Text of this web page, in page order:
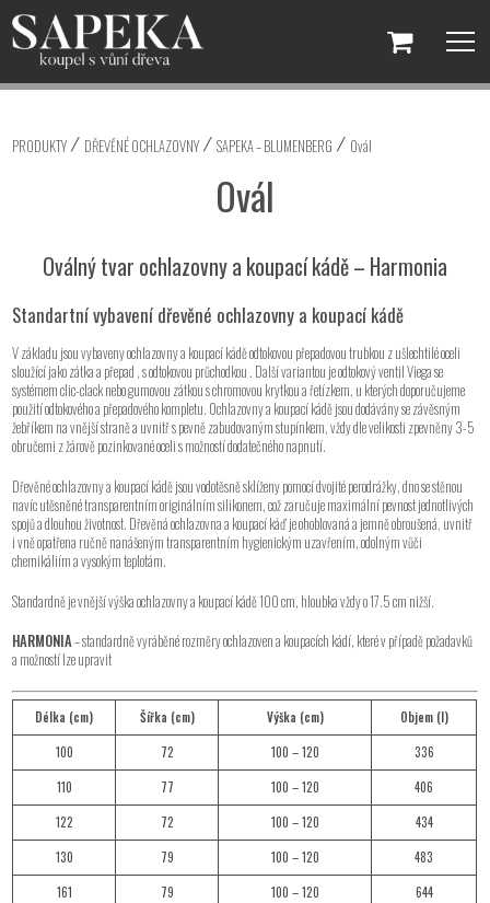
PRODUKTY DŘEVĚNÉ OCHLAZOVNY SAPEKA – BLUMENBERG Ovál
Ovál
Oválný tvar ochlazovny a koupací kádě – Harmonia
Standartní vybavení dřevěné ochlazovny a koupací kádě
V základu jsou vybaveny ochlazovny a koupací kádě odtokovou přepadovou trubkou z ušlechtilé oceli
sloužící jako zátka a přepad , s odtokovou průchodkou . Další variantou je odtokový ventil Viega se
systémem clic-clack nebo gumovou zátkou s chromovou krytkou a řetízkem, u kterých doporučujeme
použití odtokového a přepadového kompletu. Ochlazovny a koupací kádě jsou dodávány se závěsným
žebříkem na vnější straně a uvnitř s pevně zabudovaným stupínkem, vždy dle velikosti zpevněny 3-5
obručemi z žárově pozinkované oceli s možností dodatečného napnutí.
Dřevěné ochlazovny a koupací kádě jsou vodotěsně sklíženy pomocí dvojité perodrážky, dno se stěnou
navíc utěsněné transparentním originálním silikonem, což zaručuje maximální pevnost jednotlivých
spojů a dlouhou životnost. Dřevěná ochlazovna a koupací káď je ohoblovaná a jemně obroušená, uvnitř
i vně opatřena ručně nanášeným transparentním hygienickým uzavřením, odolným vůči
chemikáliím a vysokým teplotám.
Standardně je vnější výška ochlazovny a koupací kádě 100 cm, hloubka vždy o 17.5 cm nižší.
HARMONIA– standardně vyráběné rozměry ochlazoven a koupacích kádí, které v případě požadavků
a možností lze upravit
Délka (cm) Šířka (cm) Výška (cm)
Objem (l)
100
72 100 – 120
336
110
77 100 – 120
406
122
72 100 – 120
434
130
79 100 – 120
483
161
79 100 – 120
644